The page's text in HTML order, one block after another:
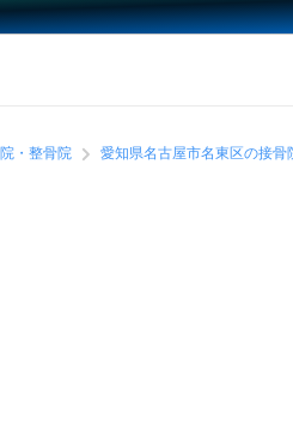
・整骨院 愛知県名古屋市名東区の接骨